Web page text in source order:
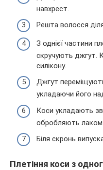
навхрест.
Решта волосся
З однієї частини
скручують джгут.
силікону.
Джгут
укладаючи його
Коси укладають
обробляють лаком.
Біля скронь
Плетіння коси з